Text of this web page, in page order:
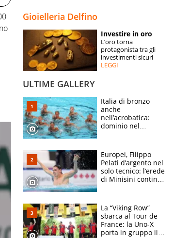
ESPERTI
CONTATTI
Gioielleria Delfino
Investire in oro
L’oro torna
protagonista tra gli
investimenti sicuri
LEGGI
ULTIME GALLERY
Italia di bronzo
anche
nell’acrobatica:
dominio nel
e compagni
continuare
Europei, Filippo
Pelati d’argento nel
solo tecnico: l’erede
di Minisini continua
mirino
La “Viking Row”
sbarca al Tour de
France: la Uno-X
porta in gruppo il